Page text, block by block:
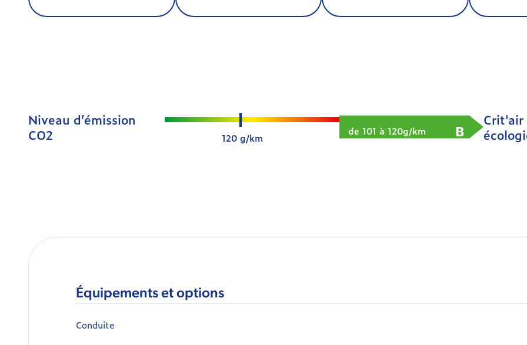
Niveau d’émission
CO2
120 g/km
de 101 à 120g/km B
Crit'air
Équipements et options
Conduite